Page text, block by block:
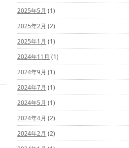
2025年5月 (1)
2025年2月 (2)
2025年1月 (1)
2024年11月 (1)
2024年9月 (1)
2024年7月 (1)
2024年5月 (1)
2024年4月 (2)
2024年2月 (2)